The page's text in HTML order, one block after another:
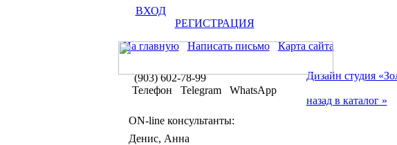
ВХОД
РЕГИСТРАЦИЯ
На главную
Написать письмо Карта сайта
(903) 602-78-99
Телефон Telegram WhatsApp
ON-line консультанты:
Денис, Анна
Дизайн студия
назад в каталог »